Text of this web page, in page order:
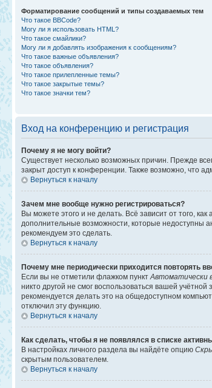
Форматирование сообщений и типы создаваемых тем
Что такое BBCode?
Могу ли я использовать HTML?
Что такое смайлики?
Могу ли я добавлять изображения к сообщениям?
Что такое важные объявления?
Что такое объявления?
Что такое прилепленные темы?
Что такое закрытые темы?
Что такое значки тем?
Вход на конференцию и регистрация
Почему я не могу войти?
Существует несколько возможных причин. Прежде
закрыт доступ к конференции. Также возможно, что
Вернуться к началу
Зачем мне вообще нужно регистрироваться?
Вы можете этого и не делать. Всё зависит от того,
дополнительные возможности, которые недоступны
рекомендуем это сделать.
Вернуться к началу
Почему мне периодически приходится повторять
Если вы не отметили флажком пункт Автоматически
никто другой не смог воспользоваться вашей
рекомендуется делать это на общедоступном
отключил эту функцию.
Вернуться к началу
Как сделать, чтобы я не появлялся в списке
В настройках личного раздела вы найдёте опцию
скрытым пользователем.
Вернуться к началу